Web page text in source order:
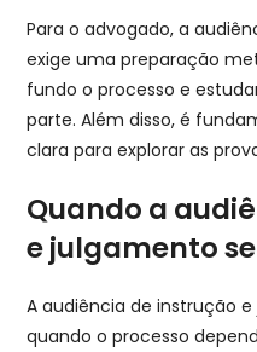
Para o advogado, a
exige uma preparação
fundo o processo e
parte. Além disso, é
clara para explorar as
Quando a
e julgamento
A audiência de instrução
quando o processo